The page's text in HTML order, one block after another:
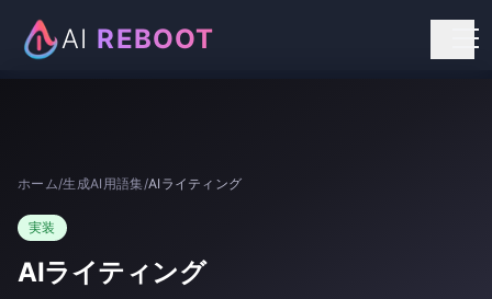
AI REBOOT
お知らせ
お問い合わせ
ホーム/生成AI用語集/AIライティング
実装
AIライティング